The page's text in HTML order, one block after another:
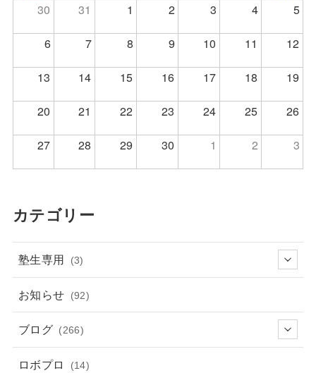
30 31 1 2 3 4 5
6 7 8 9 10 11 12
13 14 15 16 17 18 19
20 21 22 23 24 25 26
27 28 29 30 1 2 3
カテゴリー
塾生専用 (3)
お知らせ (92)
ブログ (266)
ロボプロ (14)